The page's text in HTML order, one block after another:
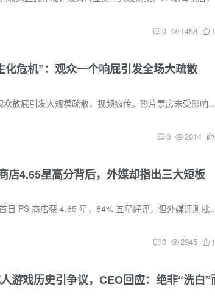
0 1458
化危机”：观众一个响屁引发全场大疏散
哥伦比亚一场《蜘蛛侠4》放映中，观众放屁引发大规模疏散，视频疯
0 2014
店4.65星高分背后，外媒却指出三大短板
Game Freak 新作《轮回之兽》发售首日 PS 商店获 4.65
0 2945
游戏历史引争议，CEO回应：绝非“洗白”